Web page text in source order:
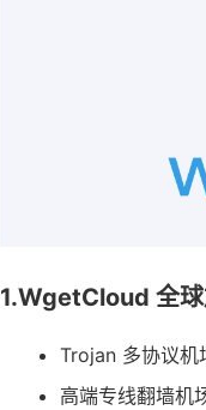
1.WgetCloud 全
Trojan 多协议机
高端专线翻墙机